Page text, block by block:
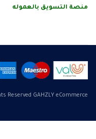
منصة التسويق بالعموله
Reserved GAHZLY eCommerce.